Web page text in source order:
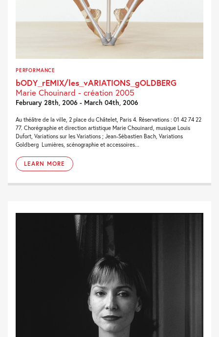
PERFORMANCE
bODY_rEMIX/les_vARIATIONS_gOLDBERG
Marie Chouinard - création 2005
February 28th, 2006 - March 04th, 2006
Au théâtre de la ville, 2 place du Châtelet, Paris 4. Réservations : 01 42 74 22
77. Chorégraphie et direction artistique Marie Chouinard, musique Louis
Dufort, Variations sur les Variations ; Jean-Sébastien Bach, Variations
Goldberg Lumières, scénographie et accessoires...
LEARN MORE